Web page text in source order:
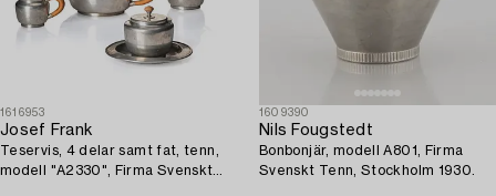
1616953
Josef Frank
Teservis, 4 delar samt fat, tenn,
modell "A2330", Firma Svenskt
1609390
Nils Fougstedt
Bonbonjär, modell A801, Firma
Svenskt Tenn, Stockholm 1930.